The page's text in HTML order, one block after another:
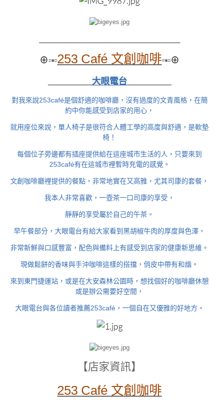
⊕▫▪▫253 Café 文創咖啡▫▪▫⊕
大眼電台
對我來說253café是個舒適的咖啡廳，沒有過度的文青風格，在簡
約中你能感受到店家的用心，
就用座位來說，單人椅子是很符合人體工學的高度與舒適，是軟墊
椅！
每個位子旁邊都有插座提供給在這座城市生活的人，只要來到
253café有在這城市裡暫時充電的感覺。
文創咖啡廳裡提供的餐點，非常地實在又高雅，尤其司康的套餐，
我本人非常喜歡，一壺茶一口司康的享受，
靜靜的享受屬於自己的午茶。
早午餐部分，大眼電台有給大家看到黑胡椒牛肉的厚度與色澤，
非常新鮮與口感豐富，配色與備料上有感受到店家的健康新思維。
現做鬆餅的香味與手沖咖啡這樣的搭擋，俏皮中帶有和諧。
來到東門捷運站，或是在大安森林公園時，想找個好的咖啡廳休憩
或是辦公需要好空間，
大眼電台與各位讀者推薦253café，一個自在又優雅的好地方。
【店家資訊】
253 Café 文創咖啡